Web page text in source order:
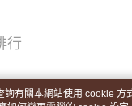
行
詢有關本網站使用 cookie 方